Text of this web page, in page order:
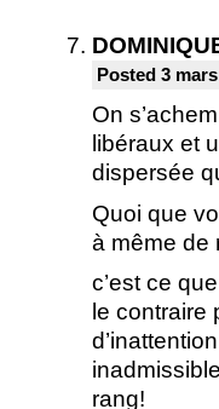
Posted 3
On
libéraux et
dispersée
Quoi que
à même de
c’est ce
le contraire
rang!